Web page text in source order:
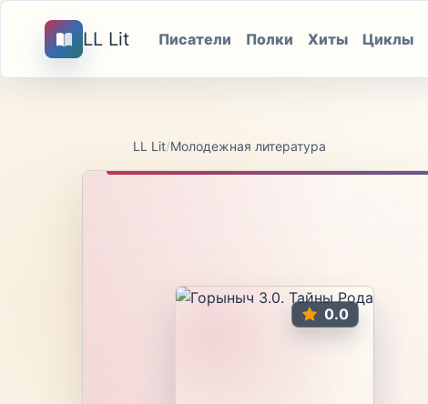
LL Lit Писатели Полки Хиты Циклы
LL Lit/Молодежная литература
0.0